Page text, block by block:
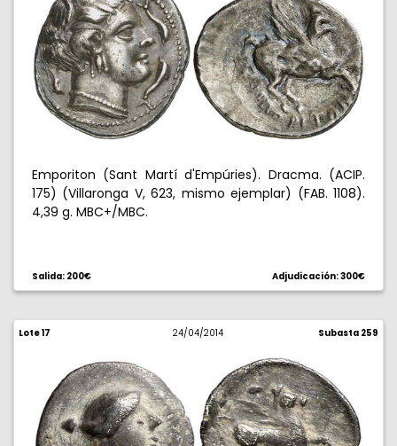
Emporiton (Sant Martí d'Empúries). Dracma. (ACIP.
175) (Villaronga V, 623, mismo ejemplar) (FAB. 1108).
4,39 g. MBC+/MBC.
Salida: 200€ Adjudicación: 300€
Lote 17 24/04/2014 Subasta 259